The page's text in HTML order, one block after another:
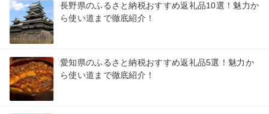
長野県のふるさと納税おすすめ返礼品10選！魅力か
ら使い道まで徹底紹介！
愛知県のふるさと納税おすすめ返礼品5選！魅力か
ら使い道まで徹底紹介！